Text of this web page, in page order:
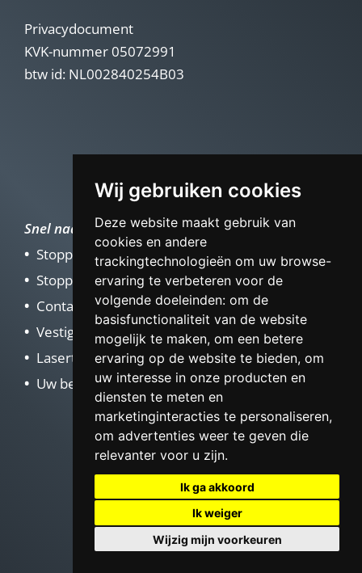
Wij gebruiken cookies
Deze website maakt gebruik van
cookies en andere
trackingtechnologieën om uw browse-
ervaring te verbeteren voor de
volgende doeleinden:om de
basisfunctionaliteit van de website
mogelijk te maken,om een betere
ervaring op de website te bieden,om
uw interesse in onze producten en
diensten te meten en
marketinginteracties te personaliseren,
om advertenties weer te geven die
relevanter voor u zijn.
Ik ga akkoord
Ik weiger
Wijzig mijn voorkeuren
Privacydocument
KVK-nummer 05072991
btw id: NL002840254B03
Snel naar
Stoppen met roken
Stoppen met Vapen
Contact
Vestigingen
Lasertherapie
Uw bedrijf rookvrij maken